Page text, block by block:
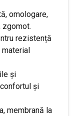
omologare,
rezistență
și
și
membrană la